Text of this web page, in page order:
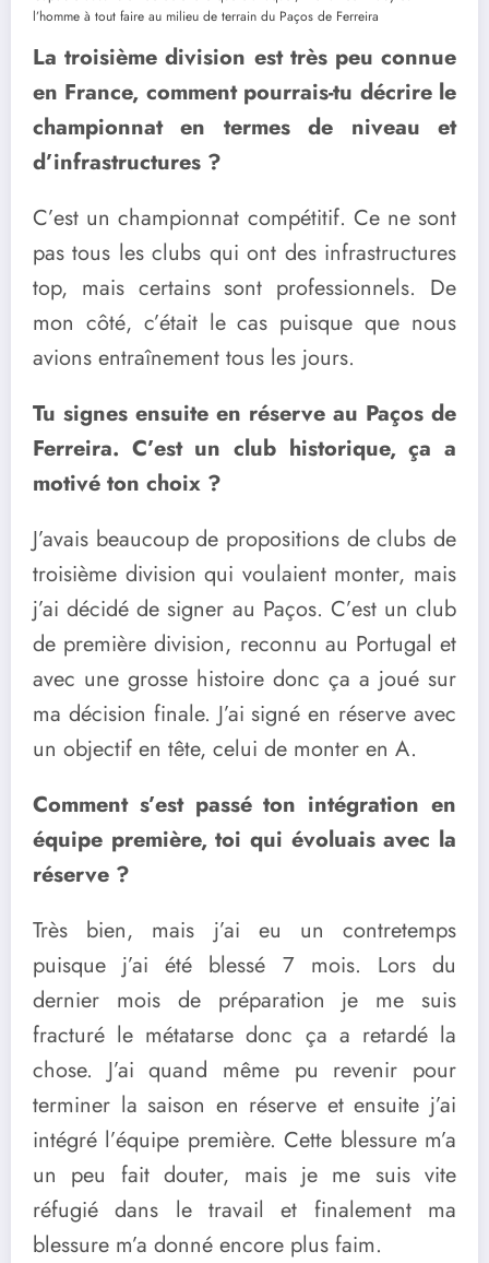
l’homme à tout faire au milieu de terrain du Paços de Ferreira
La troisième division est très peu connue
en France, comment pourrais-tu décrire le
championnat en termes de niveau et
d’infrastructures ?
C’est un championnat compétitif. Ce ne sont
pas tous les clubs qui ont des infrastructures
top, mais certains sont professionnels. De
mon côté, c’était le cas puisque que nous
avions entraînement tous les jours.
Tu signes ensuite en réserve au Paços de
Ferreira. C’est un club historique, ça a
motivé ton choix ?
J’avais beaucoup de propositions de clubs de
troisième division qui voulaient monter, mais
j’ai décidé de signer au Paços. C’est un club
de première division, reconnu au Portugal et
avec une grosse histoire donc ça a joué sur
ma décision finale. J’ai signé en réserve avec
un objectif en tête, celui de monter en A.
Comment s’est passé ton intégration en
équipe première, toi qui évoluais avec la
réserve ?
Très bien, mais j’ai eu un contretemps
puisque j’ai été blessé 7 mois. Lors du
dernier mois de préparation je me suis
fracturé le métatarse donc ça a retardé la
chose. J’ai quand même pu revenir pour
terminer la saison en réserve et ensuite j’ai
intégré l’équipe première. Cette blessure m’a
un peu fait douter, mais je me suis vite
réfugié dans le travail et finalement ma
blessure m’a donné encore plus faim.